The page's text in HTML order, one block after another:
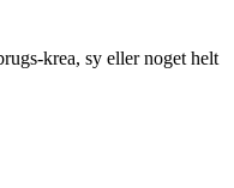
krea, sy eller noget helt